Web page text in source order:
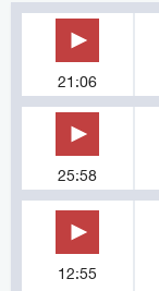
21:06
25:58
12:55